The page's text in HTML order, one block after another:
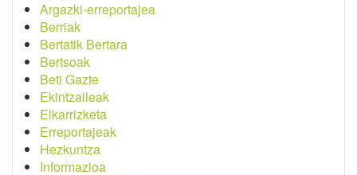
Argazki-erreportajea
Berriak
Bertatik Bertara
Bertsoak
Beti Gazte
Ekintzaileak
Elkarrizketa
Erreportajeak
Hezkuntza
Informazioa